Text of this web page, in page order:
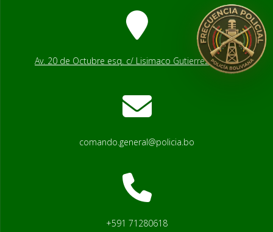
Av. 20 de Octubre esq. c/ Lisimaco Gutierrez # 2541
comando.general@policia.bo
+591 71280618